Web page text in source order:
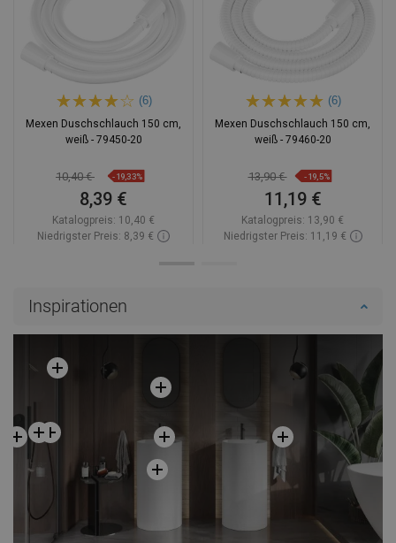
(6)
Mexen Duschschlauch 150 cm,
weiß - 79450-20
10,40 € -19,33%
8,39 €
Katalogpreis: 10,40 €
Niedrigster Preis: 8,39 €
(6)
Mexen Duschschlauch 150 cm,
weiß - 79460-20
13,90 € -19,5%
11,19 €
Katalogpreis: 13,90 €
Niedrigster Preis: 11,19 €
Inspirationen